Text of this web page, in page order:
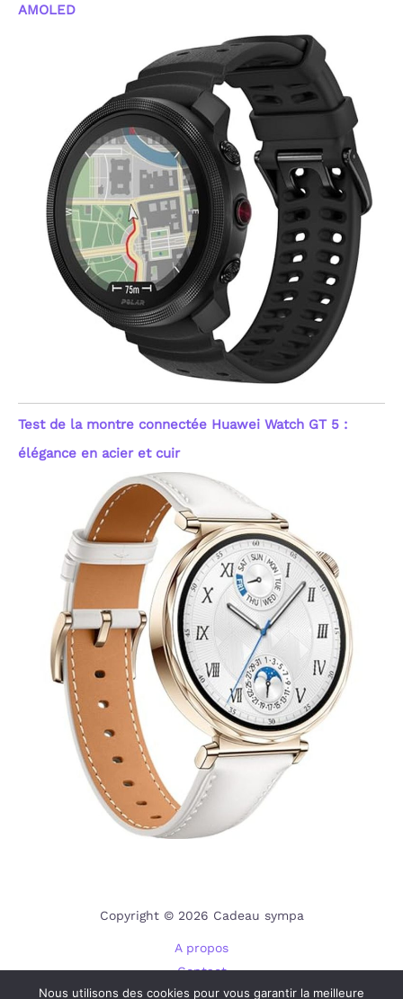
AMOLED
Test de la montre connectée Huawei Watch GT 5 :
élégance en acier et cuir
Copyright © 2026 Cadeau sympa
A propos
Contact
Plan du site
Nous utilisons des cookies pour vous garantir la meilleure